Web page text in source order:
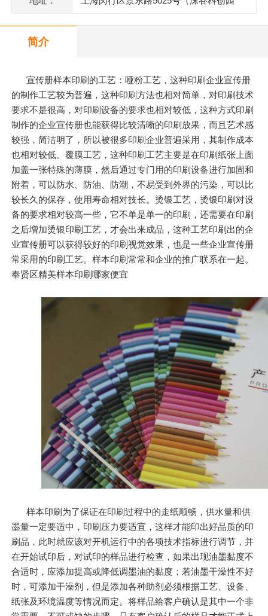
简介
宣传册样本印刷的工艺：哑粉工艺，这种印刷企业宣传册
的制作工艺较为普遍，这种印刷方法也相对简单，对印刷技术
要求不是很高，对印刷设备的要求也相对较低，这种方式印刷
制作的企业宣传册也能获得比较清晰的印刷放果，而且艺术感
较强，简洁明了，所以被很多印刷企业普遍采用，其制作成本
也相对较低。覆膜工艺，这种印刷工艺主要是在印刷纸张上面
加盖一张特殊的薄膜，然后通过专门用的印刷设备进行加固和
附着，可以防水、防油、防潮，不易受到外界的污染，可以比
较长久的保存，使用寿命相对技长。烫银工艺，烫银印刷对设
备的要求相对较高一些，它不单是单一的印刷，还需要在印刷
之后増加烫银印刷工艺，才会出来成品，这种工艺印刷出的企
业宣传册可以获得较好的印刷视觉效果，也是一些企业宣传册
常采用的印刷工艺。样本印刷常常和企业的推广联系在一起。
奉贤区精美样本印刷哪家便宜
样本印刷为了保证在印刷过程中的走纸顺畅，供水量和供
墨量一定要适中，印刷压力要适宜，这样才能印出好品质的印
刷品，此时就应该对开机运行中的各项技术指标进行调节，并
在开始试印后，对试印的样品进行检查，如果出现油墨黏度不
合适时，应添加提高或降低调墨油的黏度；若油墨干澡性不好
时，可添加干澡剂，但是添加各种助剂必须根据工艺、设备、
纸张及环境温度等情况而定。将样品给客户确认是其中一个非